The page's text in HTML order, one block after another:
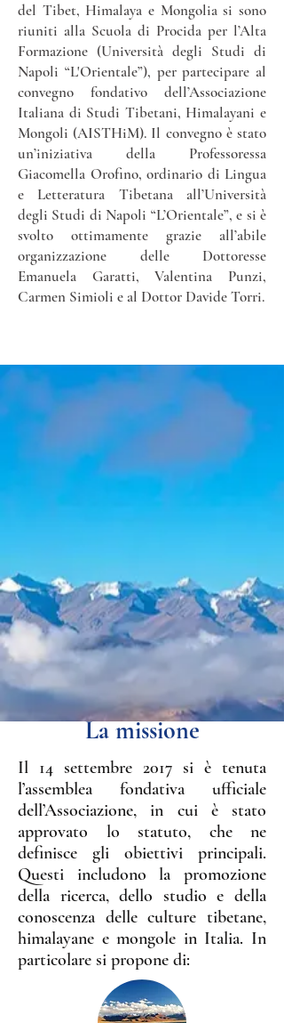
del Tibet, Himalaya e Mongolia si sono
riuniti alla Scuola di Procida per l’Alta
Formazione (Università degli Studi di
Napoli “L'Orientale”), per partecipare al
convegno fondativo dell’Associazione
Italiana di Studi Tibetani, Himalayani e
Mongoli (AISTHiM). Il convegno è stato
un’iniziativa della Professoressa
Giacomella Orofino, ordinario di Lingua
e Letteratura Tibetana all’Università
degli Studi di Napoli “L’Orientale”, e si è
svolto ottimamente grazie all’abile
organizzazione delle Dottoresse
Emanuela Garatti, Valentina Punzi,
Carmen Simioli e al Dottor Davide Torri.
La missione
Il 14 settembre 2017 si è tenuta
l’assemblea fondativa ufficiale
dell’Associazione, in cui è stato
approvato lo statuto, che ne
definisce gli obiettivi principali.
Questi includono la promozione
della ricerca, dello studio e della
conoscenza delle culture tibetane,
himalayane e mongole in Italia. In
particolare si propone di: